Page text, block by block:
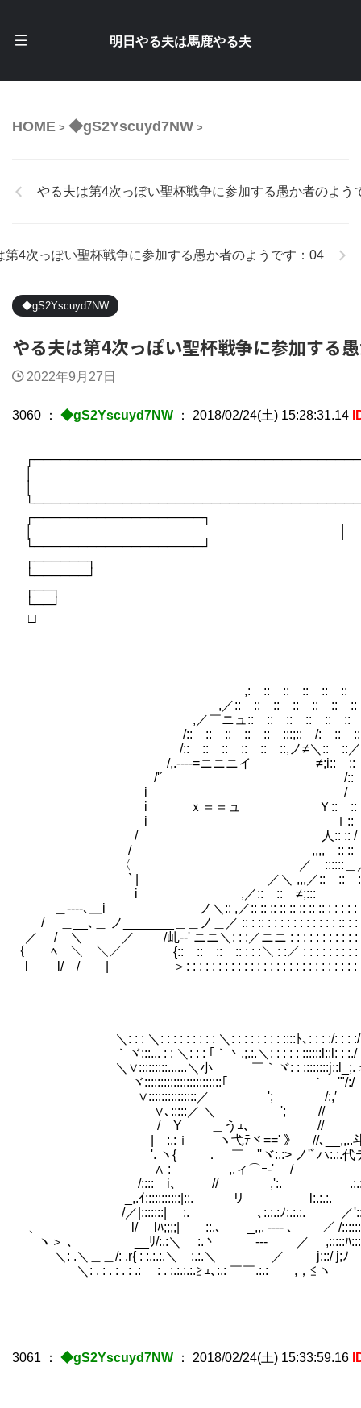
明日やる夫は馬鹿やる夫
HOME > ◆gS2Yscuyd7NW >
やる夫は第4次っぽい聖杯戦争に参加する愚か者のよう
第4次っぽい聖杯戦争に参加する愚か者のようです：04
◆gS2Yscuyd7NW
やる夫は第4次っぽい聖杯戦争に参加する
2022年9月27日
3060 ： ◆gS2Yscuyd7NW ： 2018/02/24(土) 15:28:31.14
┌───────────────────┐
└───────────────────┘
┌──────┐
└──────┘
┌──┐
└──┘
□
,: :: :: :: :: ::
,／:: :: :: :: :: :: ::
,／￣ニュ:: :: :: :: :: ::
/:: :: :: :: :: :::;:: /: :: :: ::
/:: :: :: :: :: ::,ノ≠＼:: ::／;i::
/,.----=ニニニイ ≠;i:: ::
/'´ /:: :: /＾ヽ、:: ::
i / i:: ::/ へ
i ｘ＝＝ュ Ｙ:: :: ヽ ＿/ ノ 残りの
i ｌ:: :: : 〉-
/ 人:: :: / フ / 私から提案が
/ ,,,,ゝ:: :: ／
〈 ／ ::::::＿／ }::
` | ／＼ ,,,／:: ::
i ,／:: :: ≠;::: : ::
＿--‐-､＿i ノ＼:: ,／:: :: :: :: :: :: :: :: : : : : : : : :
/ ＿__､＿ ノ_______＿＿ノ＿／ :: : :: : : : : : : : : : : : :: : : :
／ / ＼ ／ /乢-‐' ニニ＼: : :／ニニ : : : : : : : : : : : : :
｛ ﾍ ＼ ＼／ {:: :: :: :: : : :＼ : :／ : : : : : : : : : : : : :
l l/ / | ＞: : : : : : : : : : : : : : : : : : : : : : : : : : : : : : : :
＼: : : ＼: : : : : : : : : ＼: : : : : : : : ::::ﾄ､: : : :/: : : :/:
｀ヾ:::... : : ＼: : : ｢｀丶.;.:.＼: : : : : ::::::l::l: : :./ : :
＼∨:::::::::......＼小 ￣｀ヾ: : ::::::::j::l_;.＞ ´/
ヾ::::::::::::::::::::::::｢ ｀ゞ'"/:/ /: :
∨:::::::::::::::／ '; /:,′ 〈:'´￣:
∨､:::::／ ＼ '; // .:.:｀ヾ
/ Y ＿うｭ､ // .:.:.:ノ
| :.:ｉ ヽ弋ﾃヾ==' 》 //､__,,..斗匕
'. ヽ{ ． ￣ ''ヾ:.:> ノ'ﾞハ:.:.代テ¨
∧ : ,.ィ⌒ｰ‐' / :.:./
/::::ゝi､ // ,':. .:.:/:.
_,.ｲ:::::::::::|::. リ l:.:.:. .:.ｲ
/／|:::::::| :. ゝ ､:.:.:ﾉ:.:.:. ／
、 l/ lﾊ;;;;| ::.､ _,,. ---- ､ ／ /
ヽ＞ ､ __ﾘ/:.:＼ :.丶 --- ／ ,:::::ﾊ:::｢
＼: .＼＿＿/: .r{ : :.:.:.＼ :.:.＼ ／ j:::/ j;ﾉ
＼: . : . : . : .:ゞ : . :.:.:.:.≧ｭ､:.: ￣￣.:.: ,，≦ヽ
3061 ： ◆gS2Yscuyd7NW ： 2018/02/24(土) 15:33:59.16